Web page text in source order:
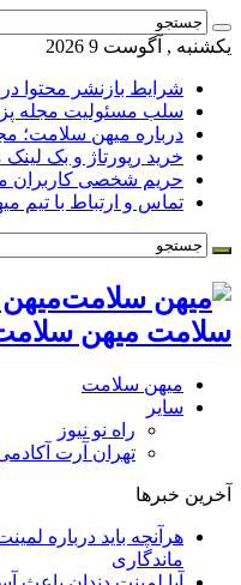
یکشنبه , آگوست 9 2026
شرایط بازنشر محتوا
سلب مسئولیت مجله
درباره میهن سلامت؛
خرید رپورتاژ و بک
حریم شخصی کاربران
تماس و ارتباط با تیم
سلامت میهن
میهن سلامت
سایر
راه نو نیوز
تهران آرت
آخرین خبرها
هرآنچه باید درباره
ماندگاری